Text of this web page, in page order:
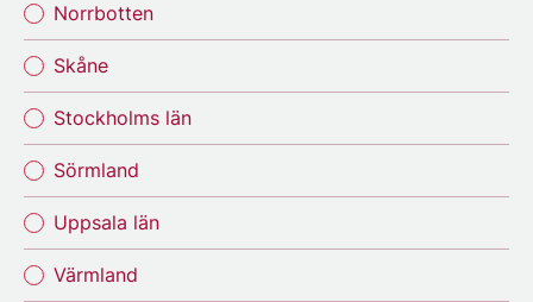
Norrbotten
Skåne
Stockholms län
Sörmland
Uppsala län
Värmland